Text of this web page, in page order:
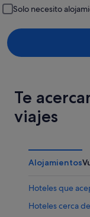
Solo necesito
Te
viajes
Alojamientos
Hoteles que
Hoteles cerca